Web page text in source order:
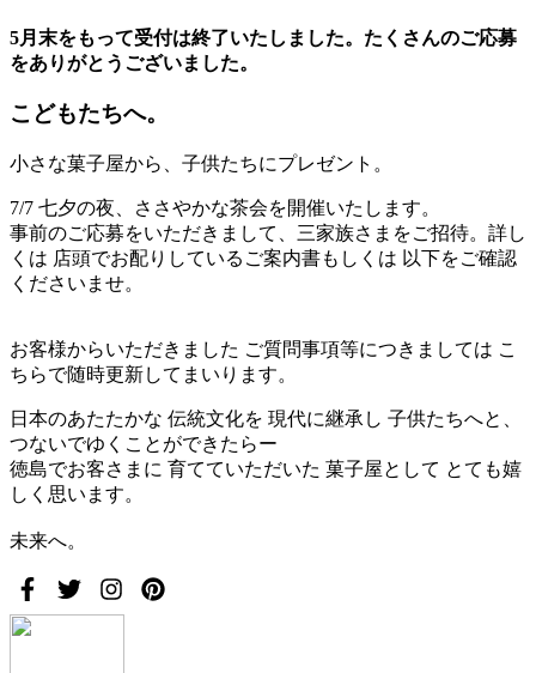
5月末をもって受付は終了いたしました。たくさんのご応募
をありがとうございました。
こどもたちへ。
小さな菓子屋から、子供たちにプレゼント。
7/7 七夕の夜、ささやかな茶会を開催いたします。
事前のご応募をいただきまして、三家族さまをご招待。詳し
くは 店頭でお配りしているご案内書もしくは 以下をご確認
くださいませ。
お客様からいただきました ご質問事項等につきましては こ
ちらで随時更新してまいります。
日本のあたたかな 伝統文化を 現代に継承し 子供たちへと、
つないでゆくことができたらー
徳島でお客さまに 育てていただいた 菓子屋として とても嬉
しく思います。
未来へ。